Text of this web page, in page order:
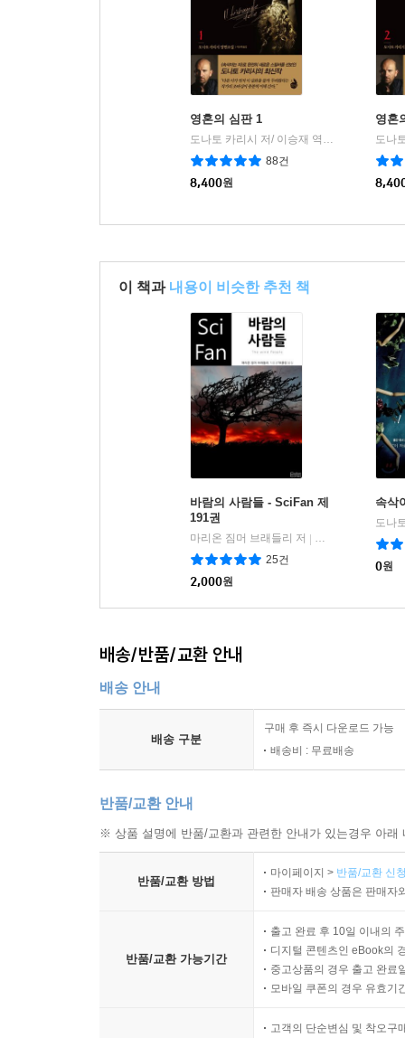
영혼의 심판 1
88건
8,400원
영혼
이 책과 내용이 비슷한 추천 책
바람의 사람들 - SciFan 제
191권
마리온 짐머 브래들리 저 |
25건
2,000원
속삭
도나
0원
배송/반품/교환 안내
배송 안내
배송 구분
구매 후 즉시 다운로드 가능
배송비 : 무료배송
반품/교환 안내
※ 상품 설명에 반품/교환과 관련한 안내가 있는경우 아
반품/교환 방법
마이페이지 > 반품/교환 신
판매자 배송 상품은 판매자
반품/교환 가능기간
출고 완료 후 10일 이내의
디지털 콘텐츠인 eBook의
중고상품의 경우 출고 완료
모바일 쿠폰의 경우 유효기
고객의 단순변심 및 착오구